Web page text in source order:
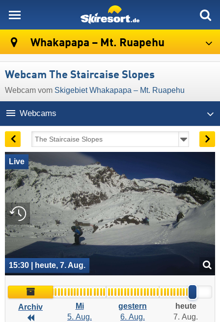
Whakapapa – Mt. Ruapehu
Webcam The Staircaise Slopes
Webcam vom Skigebiet Whakapapa – Mt. Ruapehu
Webcams
Live
15:30 | heute, 7. Aug.
Archiv
Archiv
Archiv
Mi
5. Aug.
gestern
6. Aug.
heute
7. Aug.